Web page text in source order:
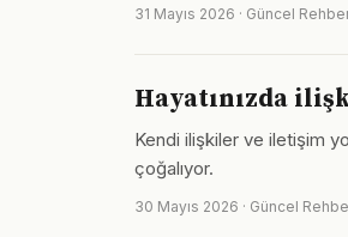
31 Mayıs 2026 · Güncel
Hayatınızda
Kendi ilişkiler ve iletişim
çoğalıyor.
30 Mayıs 2026 · Güncel